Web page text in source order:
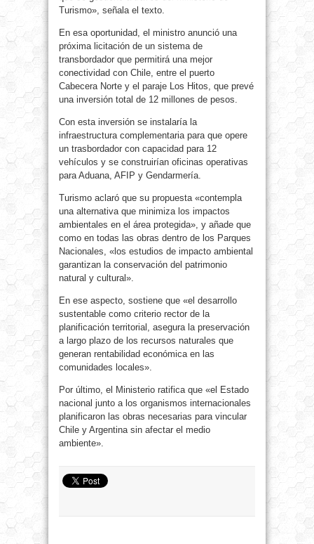
Turismo», señala el texto.
En esa oportunidad, el ministro anunció una
próxima licitación de un sistema de
transbordador que permitirá una mejor
conectividad con Chile, entre el puerto
Cabecera Norte y el paraje Los Hitos, que prevé
una inversión total de 12 millones de pesos.
Con esta inversión se instalaría la
infraestructura complementaria para que opere
un trasbordador con capacidad para 12
vehículos y se construirían oficinas operativas
para Aduana, AFIP y Gendarmería.
Turismo aclaró que su propuesta «contempla
una alternativa que minimiza los impactos
ambientales en el área protegida», y añade que
como en todas las obras dentro de los Parques
Nacionales, «los estudios de impacto ambiental
garantizan la conservación del patrimonio
natural y cultural».
En ese aspecto, sostiene que «el desarrollo
sustentable como criterio rector de la
planificación territorial, asegura la preservación
a largo plazo de los recursos naturales que
generan rentabilidad económica en las
comunidades locales».
Por último, el Ministerio ratifica que «el Estado
nacional junto a los organismos internacionales
planificaron las obras necesarias para vincular
Chile y Argentina sin afectar el medio
ambiente».